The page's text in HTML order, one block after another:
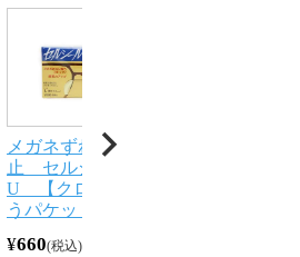
メガネずれ落ち防
止 セルシール
U 【クロネコゆ
うパケット対応】
¥660 税込